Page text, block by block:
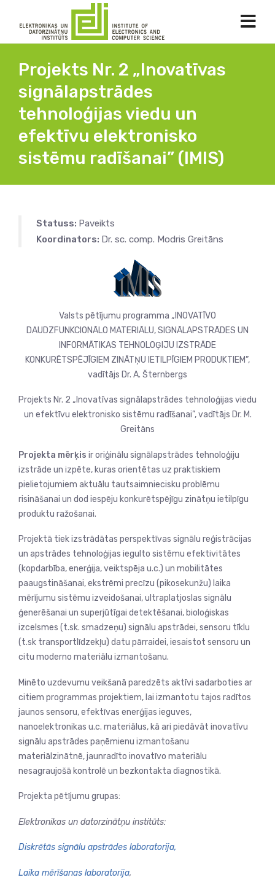
Projekts Nr. 2 „Inovatīvas
signālapstrādes
tehnoloģijas viedu un
efektīvu elektronisko
sistēmu radīšanai” (IMIS)
Statuss: Paveikts
Koordinators: Dr. sc. comp. Modris Greitāns
Valsts pētījumu programma „INOVATĪVO
DAUDZFUNKCIONĀLO MATERIĀLU, SIGNĀLAPSTRĀDES UN
INFORMĀTIKAS TEHNOLOĢIJU IZSTRĀDE
KONKURĒTSPĒJĪGIEM ZINĀTŅU IETILPĪGIEM PRODUKTIEM”,
vadītājs Dr. A. Šternbergs
Projekts Nr. 2 „Inovatīvas signālapstrādes tehnoloģijas viedu
un efektīvu elektronisko sistēmu radīšanai”, vadītājs Dr. M.
Greitāns
Projekta mērķis ir oriģinālu signālapstrādes tehnoloģiju
izstrāde un izpēte, kuras orientētas uz praktiskiem
pielietojumiem aktuālu tautsaimniecisku problēmu
risināšanai un dod iespēju konkurētspējīgu zinātņu ietilpīgu
produktu ražošanai.
Projektā tiek izstrādātas perspektīvas signālu reģistrācijas
un apstrādes tehnoloģijas iegulto sistēmu efektivitātes
(kopdarbība, enerģija, veiktspēja u.c.) un mobilitātes
paaugstināšanai, ekstrēmi precīzu (pikosekunžu) laika
mērījumu sistēmu izveidošanai, ultraplatjoslas signālu
ģenerēšanai un superjūtīgai detektēšanai, bioloģiskas
izcelsmes (t.sk. smadzeņu) signālu apstrādei, sensoru tīklu
(t.sk transportlīdzekļu) datu pārraidei, iesaistot sensoru un
citu moderno materiālu izmantošanu.
Minēto uzdevumu veikšanā paredzēts aktīvi sadarboties ar
citiem programmas projektiem, lai izmantotu tajos radītos
jaunos sensoru, efektīvas enerģijas ieguves,
nanoelektronikas u.c. materiālus, kā ari piedāvāt inovatīvu
signālu apstrādes paņēmienu izmantošanu
materiālzinātnē, jaunradīto inovatīvo materiālu
nesagraujošā kontrolē un bezkontakta diagnostikā.
Projekta pētījumu grupas:
Elektronikas un datorzinātņu institūts:
Diskrētās signālu apstrādes laboratorija,
Laika mērīšanas laboratorija,